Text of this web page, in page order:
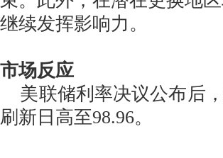
继续发挥影响力。
市场反应
美联储利率决议公布后
刷新日高至98.96。